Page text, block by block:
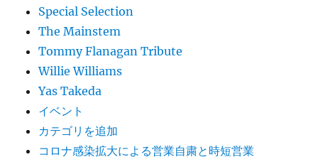
Special Selection
The Mainstem
Tommy Flanagan Tribute
Willie Williams
Yas Takeda
イベント
カテゴリを追加
コロナ感染拡大による営業自粛と時短営業